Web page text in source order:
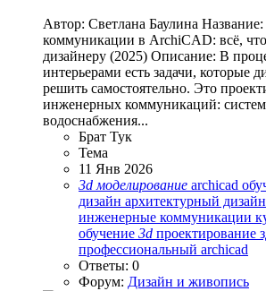
Автор: Светлана Баулина
коммуникации в ArchiCAD: всё,
дизайнеру (2025) Описание: В
интерьерами есть задачи, которые
решить самостоятельно. Это
инженерных коммуникаций:
водоснабжения...
Брат Тук
Тема
11 Янв 2026
3d моделирование archicad
дизайн архитектурный дизайн
инженерные коммуникации
обучение 3d проектирование
профессиональный archicad
Ответы: 0
Форум: Дизайн и живопись